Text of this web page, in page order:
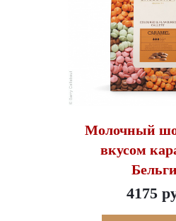
Молочный
вкусом
4175